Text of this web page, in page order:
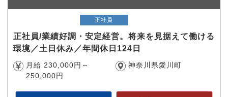
正社員
正社員/業績好調・安定経営。将来を見据えて働ける
環境／土日休み／年間休日124日
月給 230,000円～
250,000円
神奈川県愛川町